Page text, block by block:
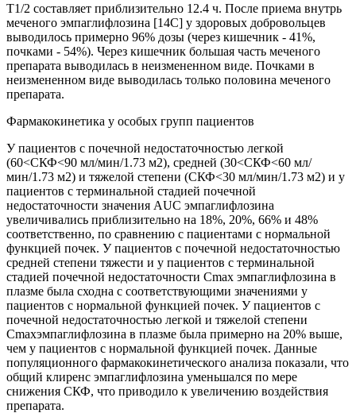
Т1/2 составляет приблизительно 12.4 ч. После приема внутрь
меченого эмпаглифлозина [14С] у здоровых добровольцев
выводилось примерно 96% дозы (через кишечник - 41%,
почками - 54%). Через кишечник большая часть меченого
препарата выводилась в неизмененном виде. Почками в
неизмененном виде выводилась только половина меченого
препарата.
Фармакокинетика у особых групп пациентов
У пациентов с почечной недостаточностью легкой
(60<СКФ<90 мл/мин/1.73 м2), средней (30<СКФ<60 мл/
мин/1.73 м2) и тяжелой степени (СКФ<30 мл/мин/1.73 м2) и у
пациентов с терминальной стадией почечной
недостаточности значения AUC эмпаглифлозина
увеличивались приблизительно на 18%, 20%, 66% и 48%
соответственно, по сравнению с пациентами с нормальной
функцией почек. У пациентов с почечной недостаточностью
средней степени тяжести и у пациентов с терминальной
стадией почечной недостаточности Cmax эмпаглифлозина в
плазме была сходна с соответствующими значениями у
пациентов с нормальной функцией почек. У пациентов с
почечной недостаточностью легкой и тяжелой степени
Cmaxэмпаглифлозина в плазме была примерно на 20% выше,
чем у пациентов с нормальной функцией почек. Данные
популяционного фармакокинетического анализа показали, что
общий клиренс эмпаглифлозина уменьшался по мере
снижения СКФ, что приводило к увеличению воздействия
препарата.